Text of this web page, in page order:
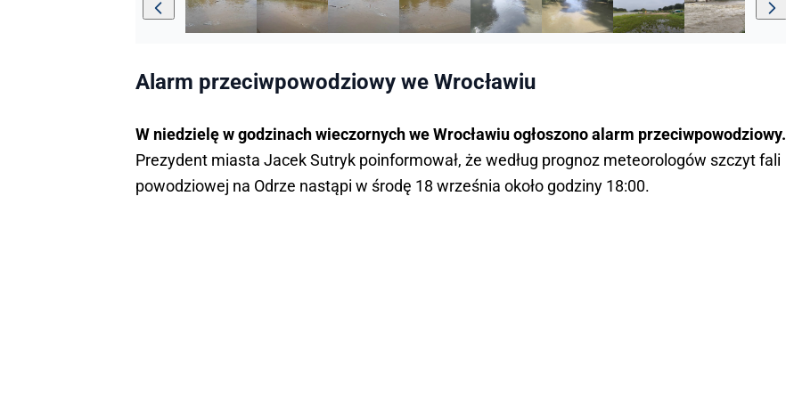
Alarm przeciwpowodziowy we Wrocławiu
W niedzielę w godzinach wieczornych we Wrocławiu ogłoszono alarm przeciwpowodziowy.
Prezydent miasta Jacek Sutryk poinformował, że według prognoz meteorologów szczyt fali
powodziowej na Odrze nastąpi w środę 18 września około godziny 18:00.